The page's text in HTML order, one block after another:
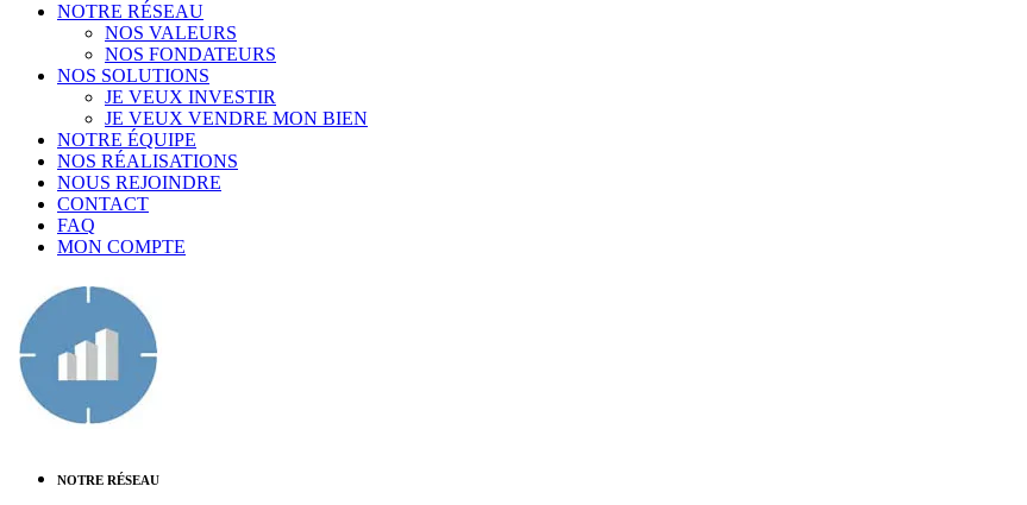
NOTRE RÉSEAU
NOS VALEURS
NOS FONDATEURS
NOS SOLUTIONS
JE VEUX INVESTIR
JE VEUX VENDRE MON BIEN
NOTRE ÉQUIPE
NOS RÉALISATIONS
NOUS REJOINDRE
CONTACT
FAQ
MON COMPTE
NOTRE RÉSEAU